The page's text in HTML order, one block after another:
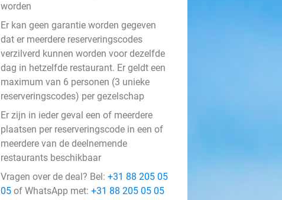
worden
Er kan geen garantie worden gegeven
dat er meerdere reserveringscodes
verzilverd kunnen worden voor dezelfde
dag in hetzelfde restaurant. Er geldt een
maximum van 6 personen (3 unieke
reserveringscodes) per gezelschap
Er zijn in ieder geval een of meerdere
plaatsen per reserveringscode in een of
meerdere van de deelnemende
restaurants beschikbaar
Vragen over de deal? Bel: +31 88 205 05
05 of WhatsApp met: +31 88 205 05 05